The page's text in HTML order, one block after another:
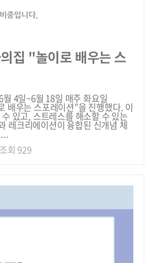
집 "놀이로 배우는 스
4일~6월 18일 매주 화요일
배우는 스포레이션”을 진행했다. 이
있고, 스트레스를 해소할 수 있는
레크리에이션이 융합된 신개념 체
회 929